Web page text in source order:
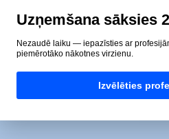
Uzņemšana sāksies
Nezaudē laiku — iepazīsties ar
piemērotāko nākotnes virzienu.
Izvēlēties